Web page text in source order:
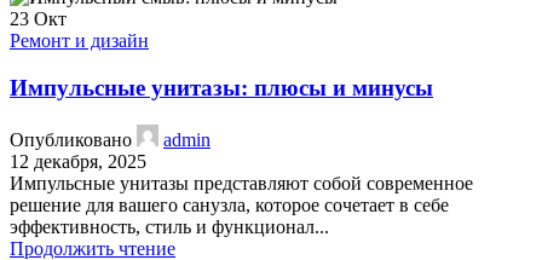
23 Окт
Ремонт и дизайн
Импульсные унитазы: плюсы и минусы
Опубликовано
admin
12 декабря, 2025
Импульсные унитазы представляют собой современное
решение для вашего санузла, которое сочетает в себе
эффективность, стиль и функционал...
Продолжить чтение